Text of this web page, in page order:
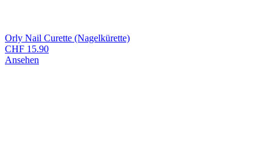
Orly Nail Curette (Nagelkürette)
CHF 15.90
Ansehen